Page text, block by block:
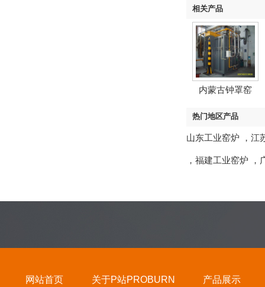
相关产品
内蒙古钟罩窑
热门地区产品
山东工业窑炉 ， 江
， 福建工业窑炉 ，
网站首页 关于P站PROBURN 产品展示